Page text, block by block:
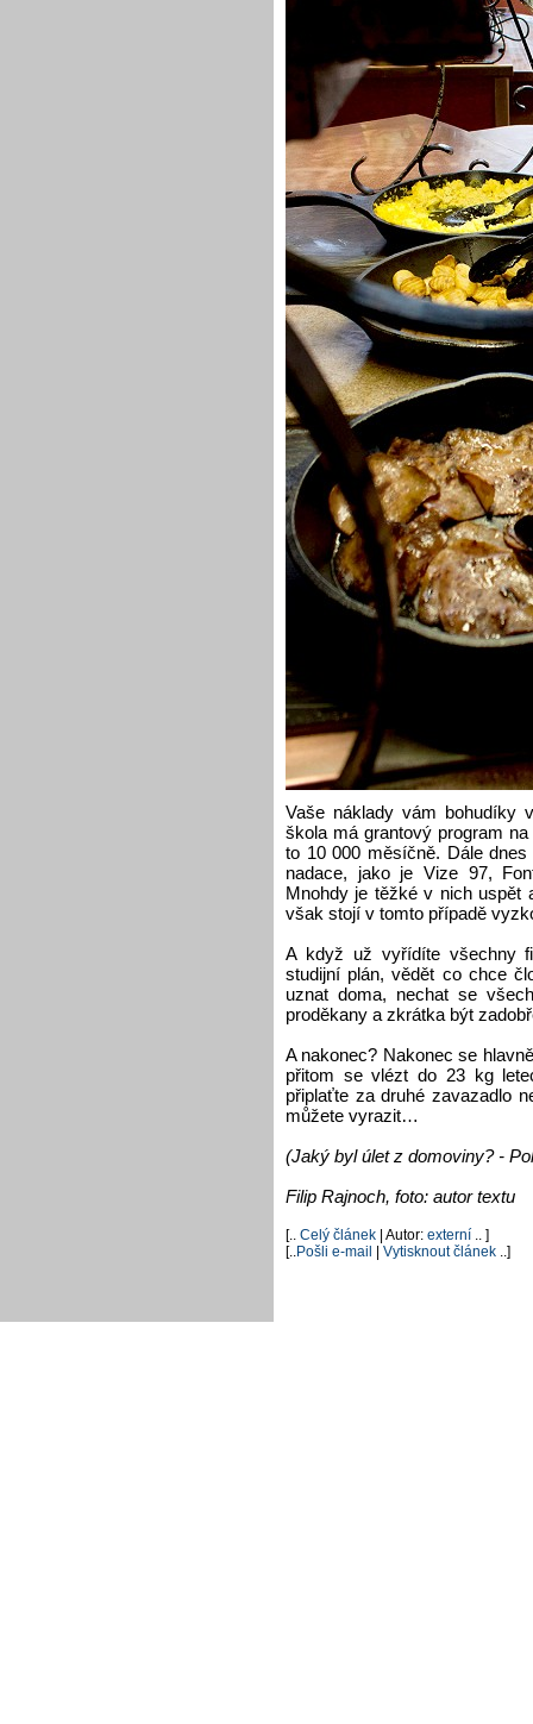
Vaše náklady vám bohudíky
škola má grantový program
to 10 000 měsíčně. Dále
nadace, jako je Vize 97,
Mnohdy je těžké v nich uspět
však stojí v tomto případě
A když už vyřídíte všechny
studijní plán, vědět co chce
uznat doma, nechat se
proděkany a zkrátka být
A nakonec? Nakonec se
přitom se vlézt do 23 kg
připlaťte za druhé zavazadlo
můžete vyrazit…
(Jaký byl úlet z domoviny? -
Filip Rajnoch, foto: autor textu
[.. Celý článek | Autor: externí .. ]
[.. Pošli e-mail | Vytisknout článek ..]